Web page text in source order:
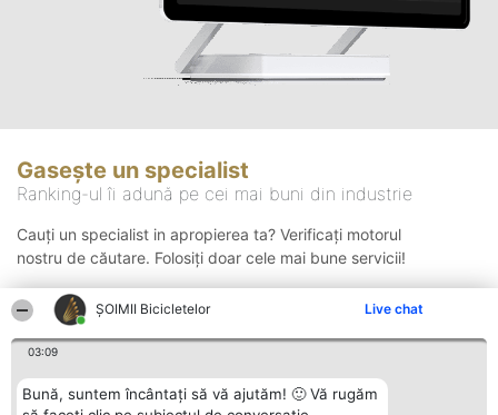
ȘOIMII Bicicletelor Live chat
03:09
Bună, suntem încântați să vă ajutăm! 🙂 Vă rugăm
Gasește un specialist
Ranking-ul îi adună pe cei mai buni din industrie
Cauți un specialist in apropierea ta? Verificați motorul
nostru de căutare. Folosiți doar cele mai bune servicii!